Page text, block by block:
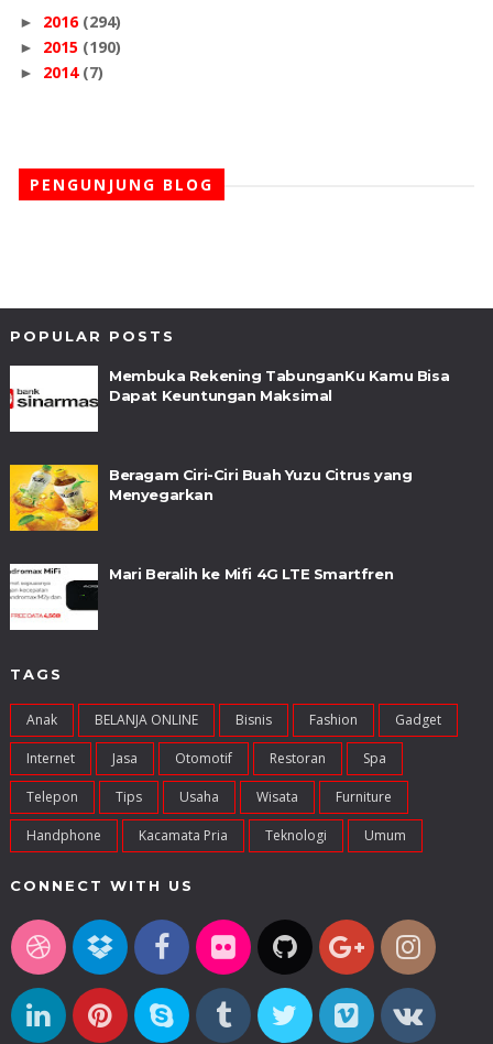
► 2016 (294)
► 2015 (190)
► 2014 (7)
PENGUNJUNG BLOG
POPULAR POSTS
Membuka Rekening TabunganKu Kamu Bisa
Dapat Keuntungan Maksimal
Beragam Ciri-Ciri Buah Yuzu Citrus yang
Menyegarkan
Mari Beralih ke Mifi 4G LTE Smartfren
TAGS
Anak BELANJA ONLINE Bisnis Fashion Gadget
Internet Jasa Otomotif Restoran Spa
Telepon Tips Usaha Wisata Furniture
Handphone Kacamata Pria Teknologi Umum
CONNECT WITH US